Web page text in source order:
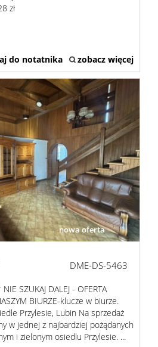
zł
do notatnika zobacz więcej
nowa oferta
DME-DS-5463
SZUKAJ DALEJ - OFERTA
BIURZE-klucze w biurze.
Przylesie, Lubin Na sprzedaż
w jednej z najbardziej pożądanych
i zielonym osiedlu Przylesie. ...